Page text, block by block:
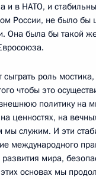
и в НАТО, и
России, не было бы
Она была бы такой
роль мостика,
чтобы это
политику на
ценностях, на
мы служим. И эти
международного
развития мира,
основах мы